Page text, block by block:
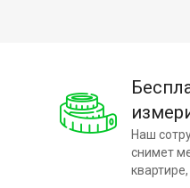
Наш
снимет